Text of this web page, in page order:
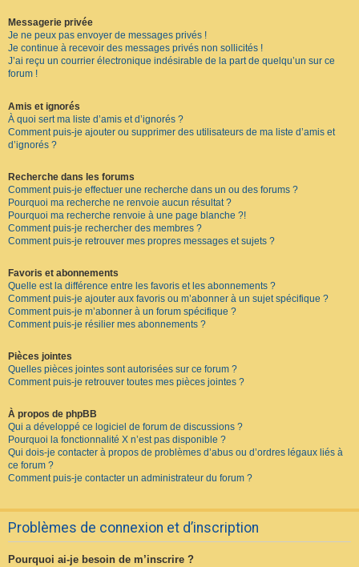
Messagerie privée
Je ne peux pas envoyer de messages privés !
Je continue à recevoir des messages privés non sollicités !
J’ai reçu un courrier électronique indésirable de la part de quelqu’un sur ce
forum !
Amis et ignorés
À quoi sert ma liste d’amis et d’ignorés ?
Comment puis-je ajouter ou supprimer des utilisateurs de ma liste d’amis et
d’ignorés ?
Recherche dans les forums
Comment puis-je effectuer une recherche dans un ou des forums ?
Pourquoi ma recherche ne renvoie aucun résultat ?
Pourquoi ma recherche renvoie à une page blanche ?!
Comment puis-je rechercher des membres ?
Comment puis-je retrouver mes propres messages et sujets ?
Favoris et abonnements
Quelle est la différence entre les favoris et les abonnements ?
Comment puis-je ajouter aux favoris ou m’abonner à un sujet spécifique ?
Comment puis-je m’abonner à un forum spécifique ?
Comment puis-je résilier mes abonnements ?
Pièces jointes
Quelles pièces jointes sont autorisées sur ce forum ?
Comment puis-je retrouver toutes mes pièces jointes ?
À propos de phpBB
Qui a développé ce logiciel de forum de discussions ?
Pourquoi la fonctionnalité X n’est pas disponible ?
Qui dois-je contacter à propos de problèmes d’abus ou d’ordres légaux liés à
ce forum ?
Comment puis-je contacter un administrateur du forum ?
Problèmes de connexion et d’inscription
Pourquoi ai-je besoin de m’inscrire ?